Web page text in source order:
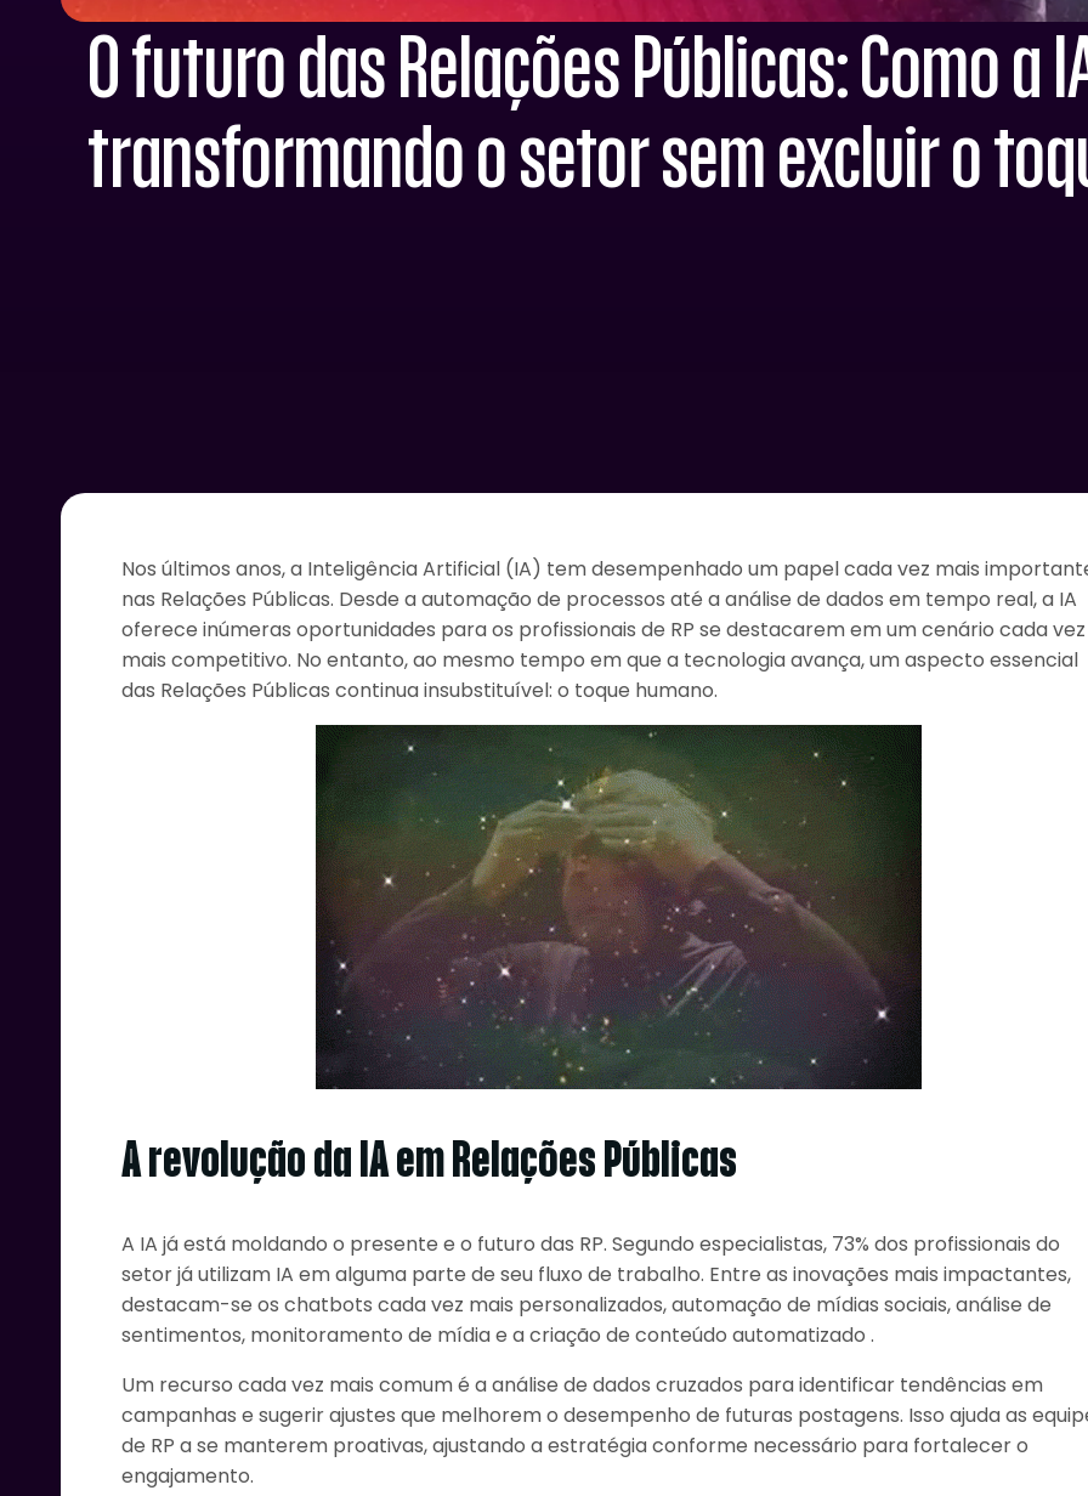
O futuro das Relações Públicas: Como a
transformando o setor sem excluir o
Nos últimos anos, a Inteligência Artificial (IA) tem desempenhado um papel cada vez mais
nas Relações Públicas. Desde a automação de processos até a análise de dados em tempo real, a IA
oferece inúmeras oportunidades para os profissionais de RP se destacarem em um cenário cada vez
mais competitivo. No entanto, ao mesmo tempo em que a tecnologia avança, um aspecto essencial
das Relações Públicas continua insubstituível: o toque humano.
A revolução da IA em Relações Públicas
A IA já está moldando o presente e o futuro das RP. Segundo especialistas, 73% dos profissionais do
setor já utilizam IA em alguma parte de seu fluxo de trabalho. Entre as inovações mais impactantes,
destacam-se os chatbots cada vez mais personalizados, automação de mídias sociais, análise de
sentimentos, monitoramento de mídia e a criação de conteúdo automatizado .
Um recurso cada vez mais comum é a análise de dados cruzados para identificar tendências em
campanhas e sugerir ajustes que melhorem o desempenho de futuras postagens. Isso ajuda as
de RP a se manterem proativas, ajustando a estratégia conforme necessário para fortalecer o
engajamento.